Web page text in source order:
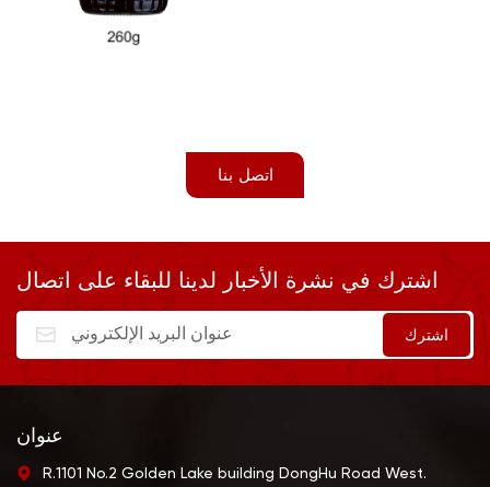
اتصل بنا
اشترك في نشرة الأخبار لدينا للبقاء على اتصال
عنوان
R.1101 No.2 Golden Lake building DongHu Road West.